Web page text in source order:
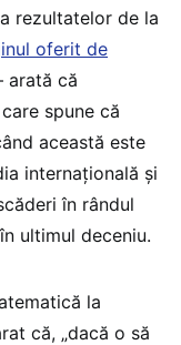
rezultatelor de la
oferit de
arată că
spune că
această este
internațională și
în rândul
ultimul deceniu.
la
că, „dacă o să